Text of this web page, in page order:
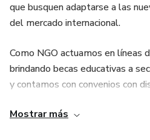
que busquen adaptarse a las
del mercado internacional.
Como NGO actuamos en líneas
brindando becas educativas a
y contamos con convenios con
permite trabajar en apoyo de una
Mostrar más